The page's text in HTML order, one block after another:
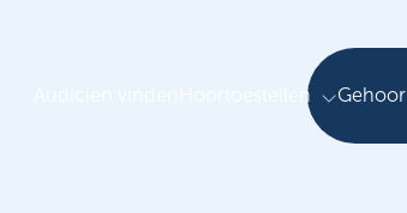
Hoortoestellen Gehoor